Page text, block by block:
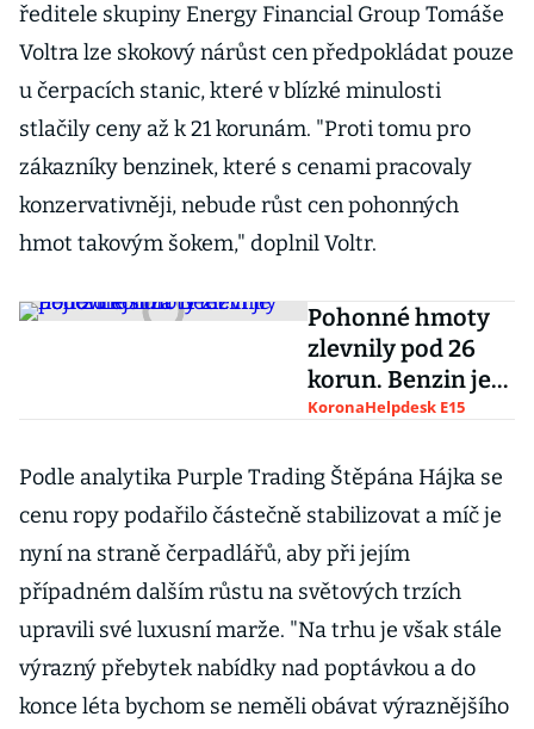
ředitele skupiny Energy Financial Group Tomáše
Voltra lze skokový nárůst cen předpokládat pouze
u čerpacích stanic, které v blízké minulosti
stlačily ceny až k 21 korunám. "Proti tomu pro
zákazníky benzinek, které s cenami pracovaly
konzervativněji, nebude růst cen pohonných
hmot takovým šokem," doplnil Voltr.
Pohonné hmoty
zlevnily pod 26
korun. Benzin je
nejlevnější za 11
KoronaHelpdesk E15
Podle analytika Purple Trading Štěpána Hájka se
cenu ropy podařilo částečně stabilizovat a míč je
nyní na straně čerpadlářů, aby při jejím
případném dalším růstu na světových trzích
upravili své luxusní marže. "Na trhu je však stále
výrazný přebytek nabídky nad poptávkou a do
konce léta bychom se neměli obávat výraznějšího